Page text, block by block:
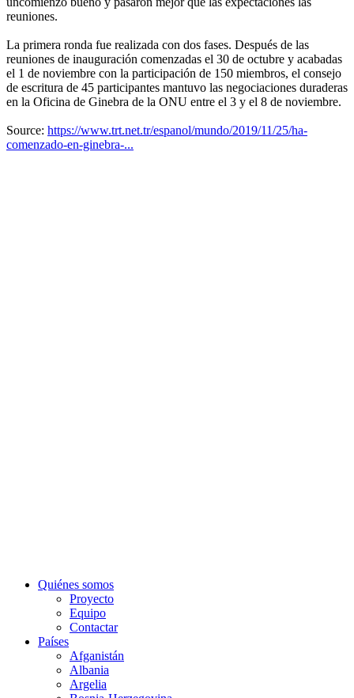
reuniones.
La primera ronda fue realizada con dos fases. Después de las
reuniones de inauguración comenzadas el 30 de octubre y acabadas
el 1 de noviembre con la participación de 150 miembros, el consejo
de escritura de 45 participantes mantuvo las negociaciones duraderas
en la Oficina de Ginebra de la ONU entre el 3 y el 8 de noviembre.
Source: https://www.trt.net.tr/espanol/mundo/2019/11/25/ha-
comenzado-en-ginebra-...
Quiénes somos
Proyecto
Equipo
Contactar
Países
Afganistán
Albania
Argelia